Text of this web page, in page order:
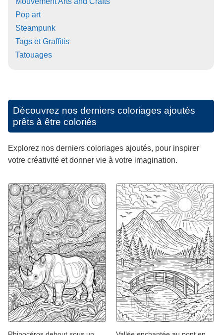
Pop art
Steampunk
Tags et Graffitis
Tatouages
Découvrez nos derniers coloriages ajoutés
prêts à être coloriés
Explorez nos derniers coloriages ajoutés, pour inspirer
votre créativité et donner vie à votre imagination.